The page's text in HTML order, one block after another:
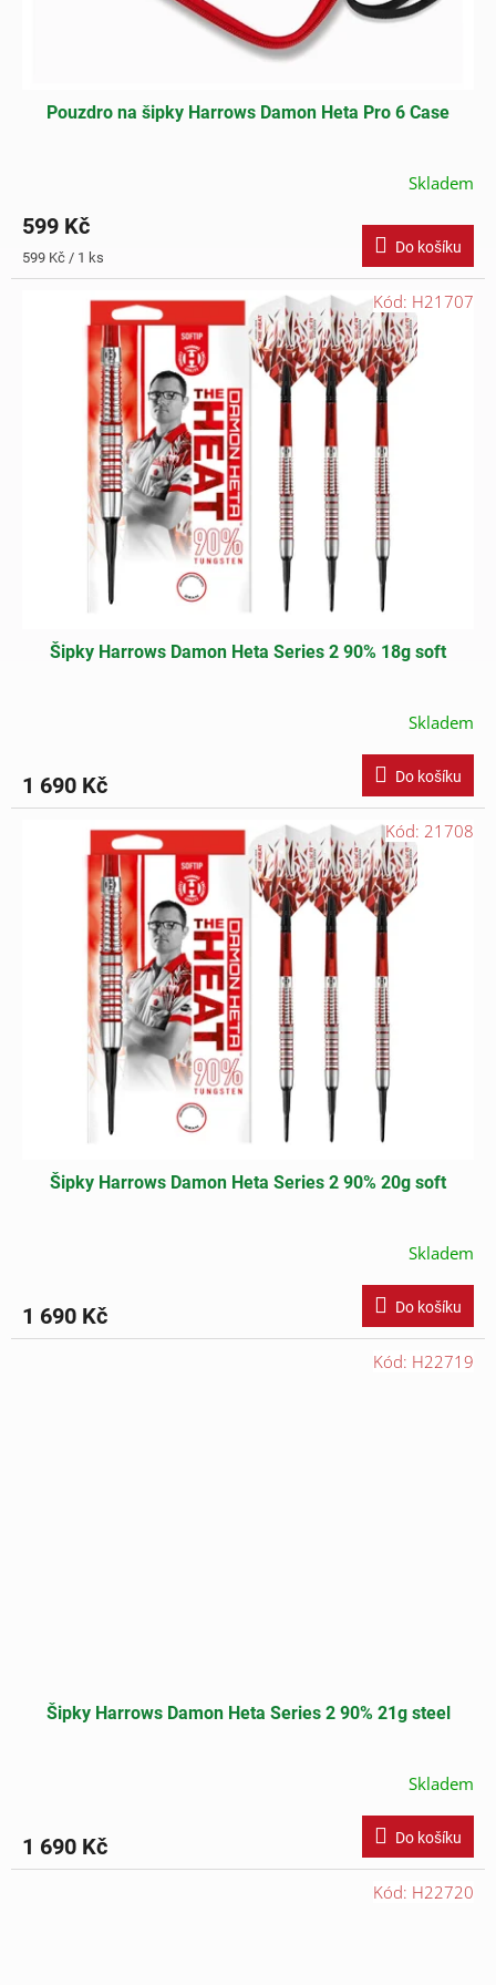
Pouzdro na šipky Harrows Damon Heta Pro 6 Case
Skladem
599 Kč
Měrná
cena:
599 Kč / 1 ks
Do košíku
Šipky Harrows Damon Heta Series 2 90% 18g soft
Skladem
1 690 Kč Do košíku
Kód: H21707
Šipky Harrows Damon Heta Series 2 90% 20g soft
Skladem
1 690 Kč Do košíku
Kód: 21708
Šipky Harrows Damon Heta Series 2 90% 21g steel
Skladem
1 690 Kč Do košíku
Kód: H22719
Kód: H22720